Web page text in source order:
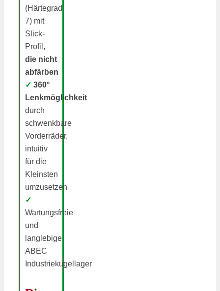
(Härtegrad
7) mit
Slick-
Profil,
die nicht
abfärben
✓ 360°
Lenkmöglichkeit
durch
schwenkbare
Vorderräder,
intuitiv
für die
Kleinsten
umzusetzen
✓
Wartungsfreie
und
langlebige
ABEC
Industriekugellager